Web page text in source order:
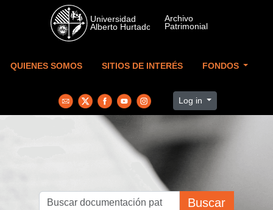
Skip to main content
QUIENES SOMOS SITIOS DE INTERÉS FONDOS
Log in
Buscar